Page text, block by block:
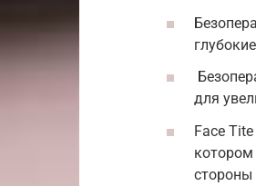
для
Face
котором
стороны